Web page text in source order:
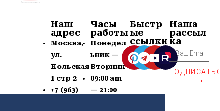
Наш
адрес
Москва,
ул.
Кольская
1 стр 2
+7 (963)
Часы
работы
Понедел
ьник —
Вторник
09:00 am
— 21:00
Быстр
ые
ссылки
Наша
рассыл
ка
⟶